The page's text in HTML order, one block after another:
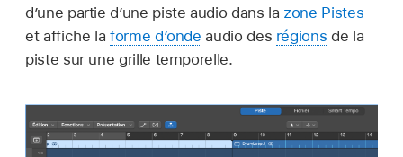
d’une partie d’une piste audio dans la zone Pistes
et affiche laforme d’onde audio des régions de la
piste sur une grille temporelle.